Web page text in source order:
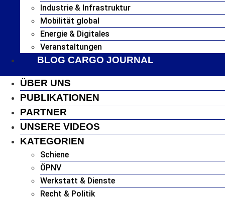
Industrie & Infrastruktur
Mobilität global
Energie & Digitales
Veranstaltungen
BLOG CARGO JOURNAL
ÜBER UNS
PUBLIKATIONEN
PARTNER
UNSERE VIDEOS
KATEGORIEN
Schiene
ÖPNV
Werkstatt & Dienste
Recht & Politik